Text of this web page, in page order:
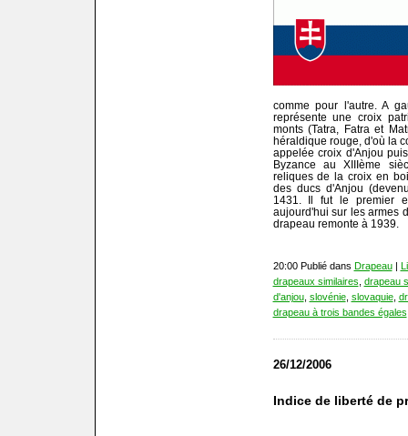
comme pour l'autre. A
représente une croix
monts (Tatra, Fatra et
héraldique rouge, d'où la
appelée croix d'Anjou
Byzance au XIIIème
reliques de la croix en
des ducs d'Anjou
1431. Il fut le premier
aujourd'hui sur les armes
drapeau remonte à 1939.
20:00 Publié dans Drapeau|
drapeaux similaires drapeau
d'anjou, slovénie, slovaquie,
drapeau à trois bandes égales
26/12/2006
Indice de liberté de